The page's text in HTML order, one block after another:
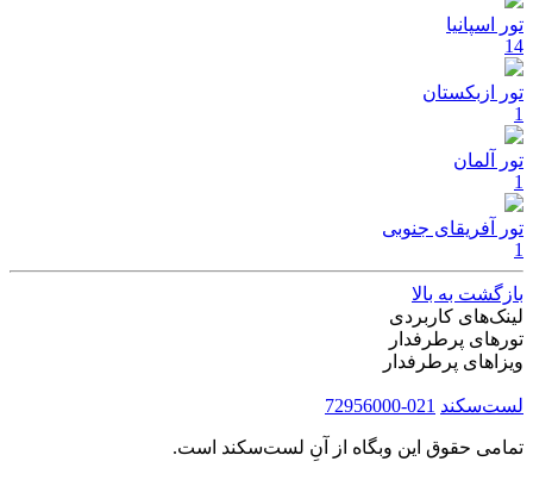
تور اسپانیا
14
تور ازبکستان
1
تور آلمان
1
تور آفریقای جنوبی
1
بازگشت به بالا
لینک‌های کاربردی
تورهای پرطرفدار
ویزاهای پرطرفدار
لست‌سکند 021-72956000
تمامی حقوق این وبگاه از آنِ لست‌سکند است.